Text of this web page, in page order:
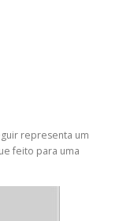
representa um
feito para uma